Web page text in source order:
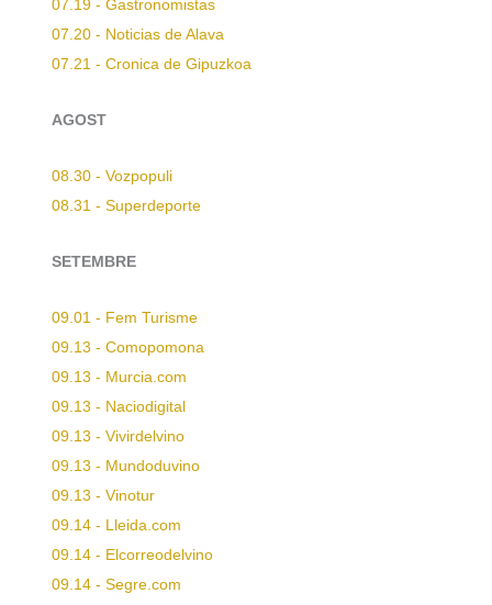
07.19 - Gastronomistas
07.20 - Noticias de Alava
07.21 - Cronica de Gipuzkoa
AGOST
08.30 - Vozpopuli
08.31 - Superdeporte
SETEMBRE
09.01 - Fem Turisme
09.13 - Comopomona
09.13 - Murcia.com
09.13 - Naciodigital
09.13 - Vivirdelvino
09.13 - Mundoduvino
09.13 - Vinotur
09.14 - Lleida.com
09.14 - Elcorreodelvino
09.14 - Segre.com